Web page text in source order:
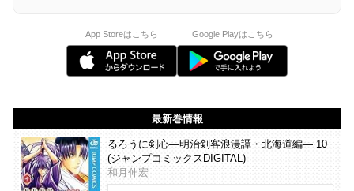
App Storeはこちら Google Playはこちら
最新巻情報
るろうに剣心―明治剣客浪漫譚・北海道編― 10
(ジャンプコミックスDIGITAL)
和月伸宏